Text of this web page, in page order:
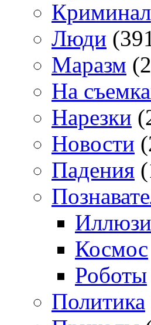
Криминал
Люди
Маразм
На
Нарезки
Новости
Падения
Космос
Роботы
Политика